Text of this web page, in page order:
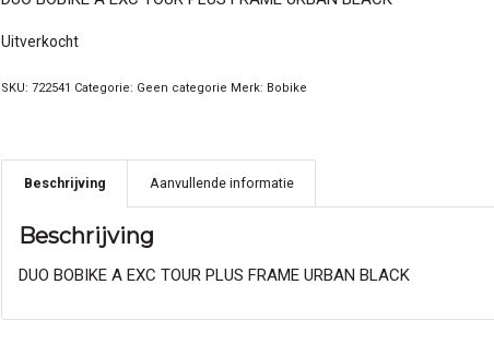
Uitverkocht
SKU:722541 Categorie: Geen categorie Merk: Bobike
Beschrijving Aanvullende informatie
Beschrijving
DUO BOBIKE A EXC TOUR PLUS FRAME URBAN BLACK